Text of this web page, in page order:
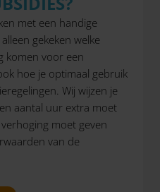
met een handige
gekeken welke
komen voor een
hoe je optimaal gebruik
Wij wijzen je
aantal uur extra moet
moet geven
van de